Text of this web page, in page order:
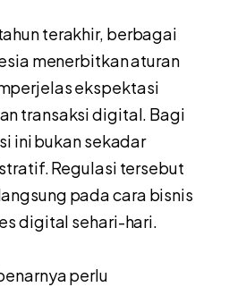
terakhir, berbagai
menerbitkan aturan
ekspektasi
transaksi digital. Bagi
ini bukan sekadar
Regulasi tersebut
pada cara bisnis
digital sehari-hari.
perlu